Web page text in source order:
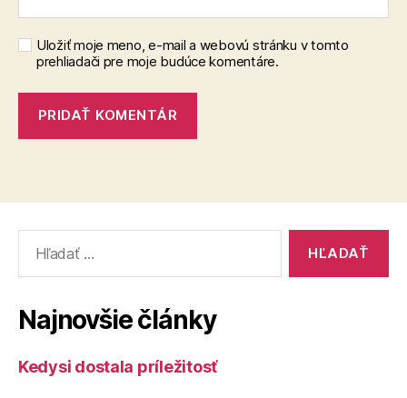
Uložiť moje meno, e-mail a webovú stránku v tomto
prehliadači pre moje budúce komentáre.
Najnovšie články
Kedysi dostala príležitosť